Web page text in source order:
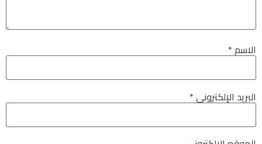
الاسم*
البريد الإلكتروني*